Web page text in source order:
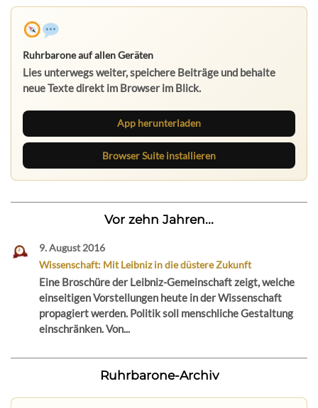
Ruhrbarone auf allen Geräten
Lies unterwegs weiter, speichere Beiträge und behalte
neue Texte direkt im Browser im Blick.
App herunterladen
Browser Suite installieren
Vor zehn Jahren...
9. August 2016
Wissenschaft: Mit Leibniz in die düstere Zukunft
Eine Broschüre der Leibniz-Gemeinschaft zeigt, welche
einseitigen Vorstellungen heute in der Wissenschaft
propagiert werden. Politik soll menschliche Gestaltung
einschränken. Von...
Ruhrbarone-Archiv